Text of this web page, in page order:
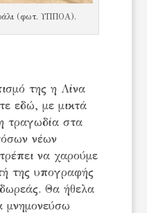
(φωτ. ΥΠΠΟΑ).
της η Λίνα
εδώ, με μικτά
τραγωδία στα
νέων
να χαρούμε
της υπογραφής
Θα ήθελα
μνημονεύσω